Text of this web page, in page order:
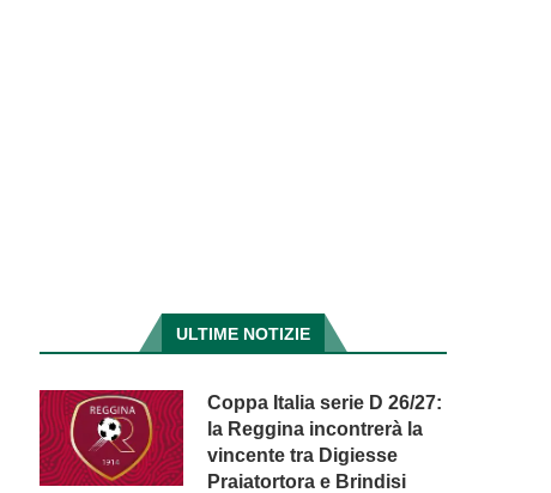
ULTIME NOTIZIE
Coppa Italia serie D 26/27:
la Reggina incontrerà la
vincente tra Digiesse
Praiatortora e Brindisi